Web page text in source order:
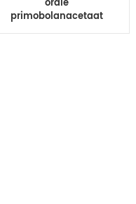
primobolanacetaat
Verhoog seksueel